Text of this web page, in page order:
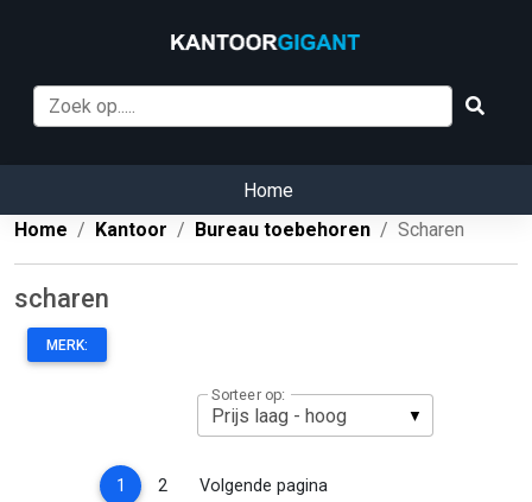
Home
Home
Kantoor Bureau toebehoren Scharen
scharen
MERK:
Sorteer op:
1 (current)
2 Volgende pagina